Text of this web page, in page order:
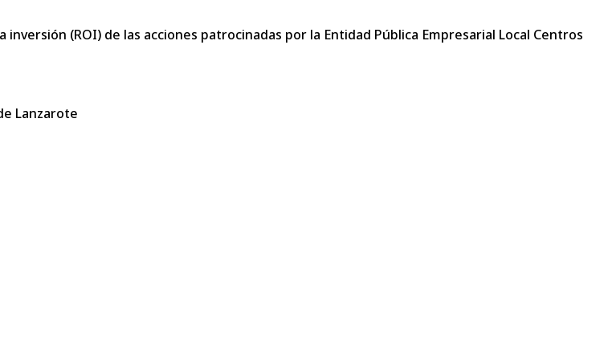
(ROI) de las acciones patrocinadas por la Entidad Pública Empresarial Local Centros
Lanzarote